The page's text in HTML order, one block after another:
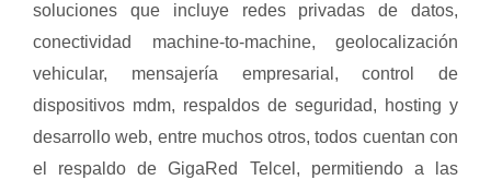
soluciones que incluye redes privadas de datos,
conectividad machine-to-machine, geolocalización
vehicular, mensajería empresarial, control de
dispositivos mdm, respaldos de seguridad, hosting y
desarrollo web, entre muchos otros, todos cuentan con
el respaldo de GigaRed Telcel, permitiendo a las